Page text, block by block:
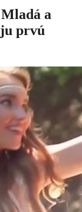
a
prvú